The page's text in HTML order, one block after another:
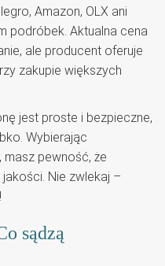
Amazon, OLX ani
podróbek. Aktualna cena
ale producent oferuje
zakupie większych
jest proste i bezpieczne,
Wybierając
masz pewność, że
Nie zwlekaj –
sądzą